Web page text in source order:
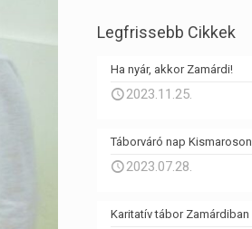
Legfrissebb Cikkek
Ha nyár, akkor Zamárdi!
2023.11.25.
Táborváró nap Kismaroson
2023.07.28.
Karitatív tábor Zamárdiban